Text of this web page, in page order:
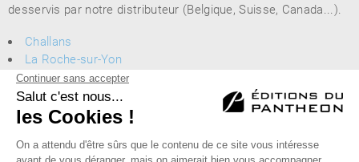
desservis par notre distributeur (Belgique, Suisse, Canada...).
Challans
La Roche-sur-Yon
Luçon
Montaigu
Olonne-sur-Mer